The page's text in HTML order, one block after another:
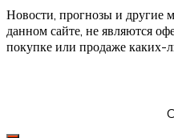
Новости, прогнозы и другие
данном сайте, не являются
покупке или продаже каких-